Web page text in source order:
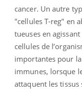
cancer. Un autre
"cellules T-reg" en
tueuses en
cellules de
importantes pour
immunes, lorsque
attaquent les tissus